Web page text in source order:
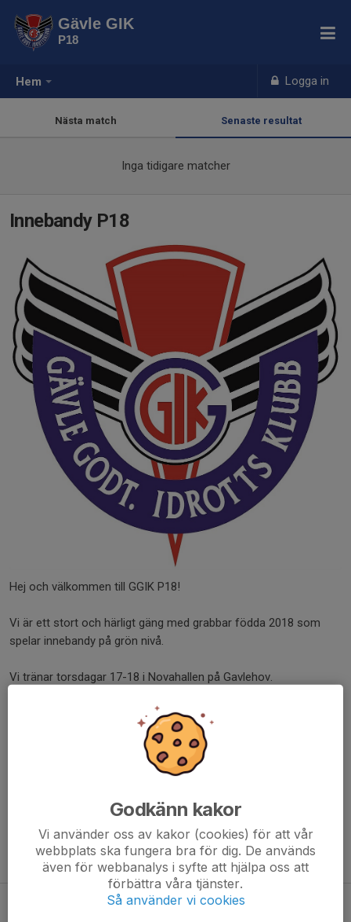
Hem Logga in
Gävle GIK
P18
Nästa match Senaste resultat
Inga tidigare matcher
Innebandy P18
Hej och välkommen till GGIK P18!
Vi är ett stort och härligt gäng med grabbar födda 2018 som
spelar innebandy på grön nivå.
Vi tränar torsdagar 17-18 i Novahallen på Gavlehov.
Det är många barn som vill spela innebandy med oss och vi har
inte alltid plats att ta emot alla spelare. Om du är intresserad att
Om du har frågor är du välkommen att kontakta:
Ungdomskommittén GGIK
emma.kling@ggik.se
Säsongen 25/26 !
Godkänn kakor
Vi använder oss av kakor (cookies) för att vår
webbplats ska fungera bra för dig. De används
även för webbanalys i syfte att hjälpa oss att
förbättra våra tjänster.
Så använder vi cookies